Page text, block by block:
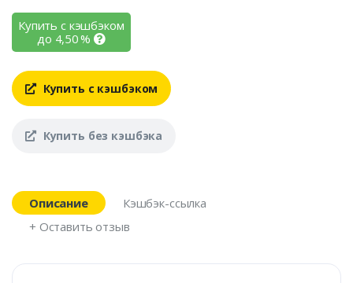
Купить с кэшбэком
до 4,50%
Купить с кэшбэком
Купить без кэшбэка
Описание
Кэшбэк-ссылка
+ Оставить отзыв